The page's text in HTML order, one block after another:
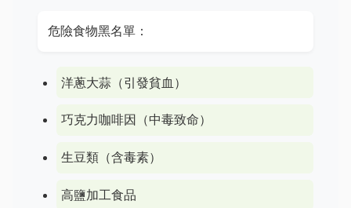
危險食物黑名單：
洋蔥大蒜（引發貧血）
巧克力咖啡因（中毒致命）
生豆類（含毒素）
高鹽加工食品